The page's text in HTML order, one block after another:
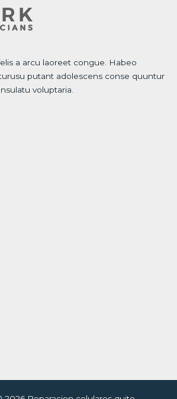
a arcu laoreet congue. Habeo
putant adolescens conse quuntur
voluptaria.